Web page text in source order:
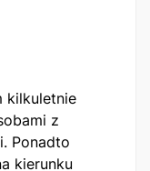
kilkuletnie
z
Ponadto
kierunku